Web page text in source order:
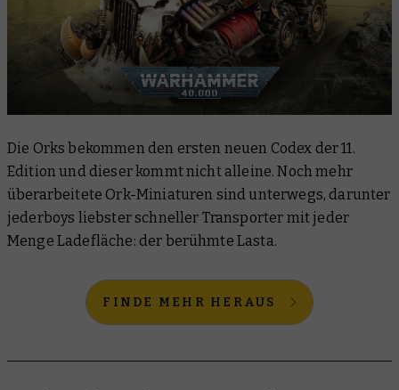
Die Orks bekommen den ersten neuen Codex der 11.
Edition und dieser kommt nicht alleine. Noch mehr
überarbeitete Ork-Miniaturen sind unterwegs, darunter
jederboys liebster schneller Transporter mit jeder
Menge Ladefläche: der berühmte Lasta.
FINDE MEHR HERAUS